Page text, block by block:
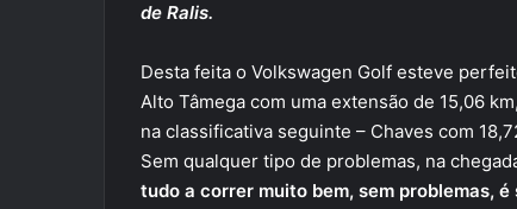
de Ralis.
Desta feita o Volkswagen Golf esteve
Alto Tâmega com uma extensão de 15,06
na classificativa seguinte – Chaves com
Sem qualquer tipo de problemas, na
tudo a correr muito bem, sem problemas,